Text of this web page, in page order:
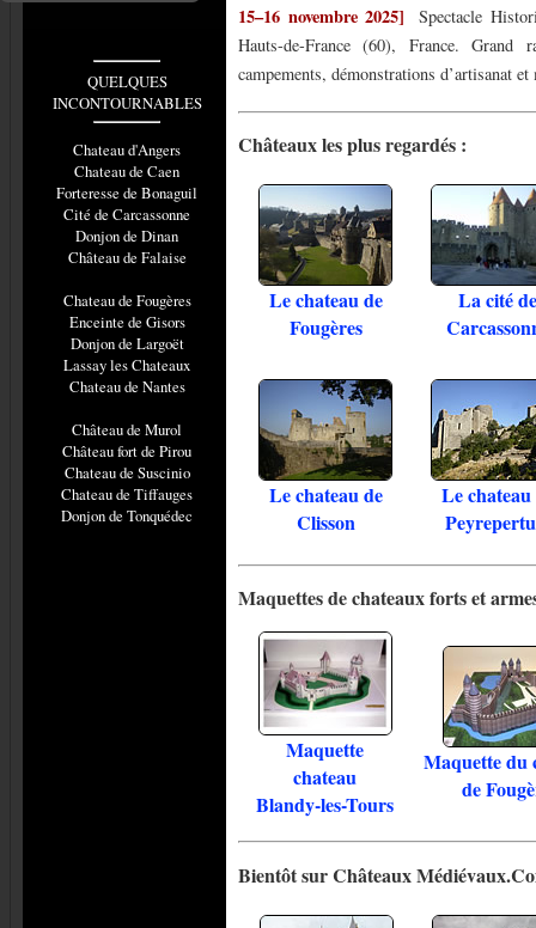
QUELQUES
INCONTOURNABLES
Chateau d'Angers
Chateau de Caen
Forteresse de Bonaguil
Cité de Carcassonne
Donjon de Dinan
Château de Falaise
Chateau de Fougères
Enceinte de Gisors
Donjon de Largoët
Lassay les Chateaux
Chateau de Nantes
Château de Murol
Château fort de Pirou
Chateau de Suscinio
Chateau de Tiffauges
Donjon de Tonquédec
15–16 novembre 2025]
Spectacle
Hauts-de-France (60), France. Grand
campements, démonstrations d’artisanat
Châteaux les plus regardés :
Le chateau de
Fougères
La cité de
Le chateau de
Clisson
Le chateau
Maquettes de chateaux forts et
Maquette
chateau
Blandy-les-Tours
Maquette du
de
Bientôt sur Châteaux